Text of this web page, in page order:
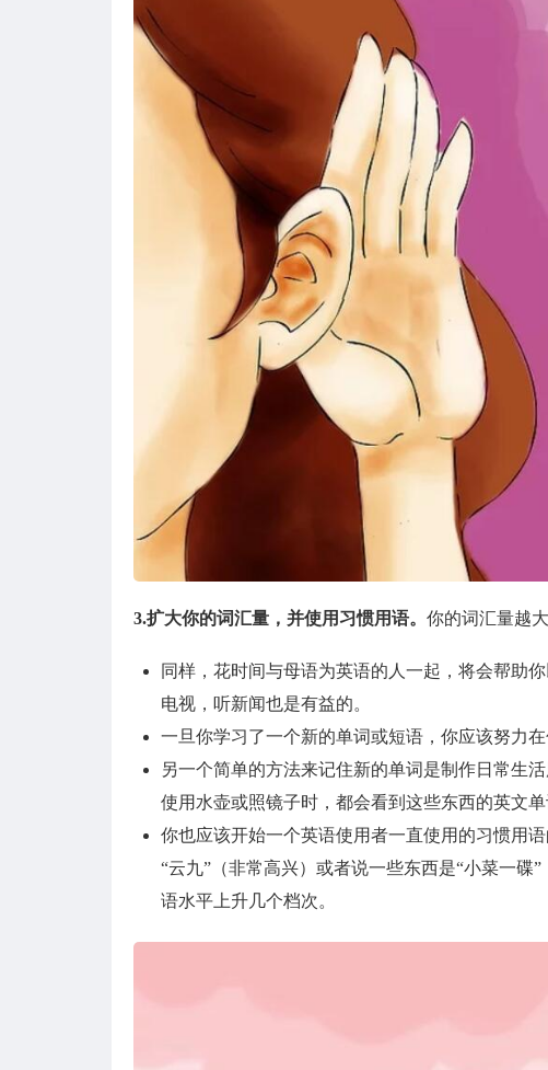
3.扩大你的词汇量，并使用习惯用语。 你的词汇量越
同样，花时间与母语为英语的人一起，将会帮助
电视，听新闻也是有益的。
一旦你学习了一个新的单词或短语，你应该努力
另一个简单的方法来记住新的单词是制作日常生
使用水壶或照镜子时，都会看到这些东西的英文单
你也应该开始一个英语使用者一直使用的习惯用
“云九”（非常高兴）或者说一些东西是“小菜一
语水平上升几个档次。